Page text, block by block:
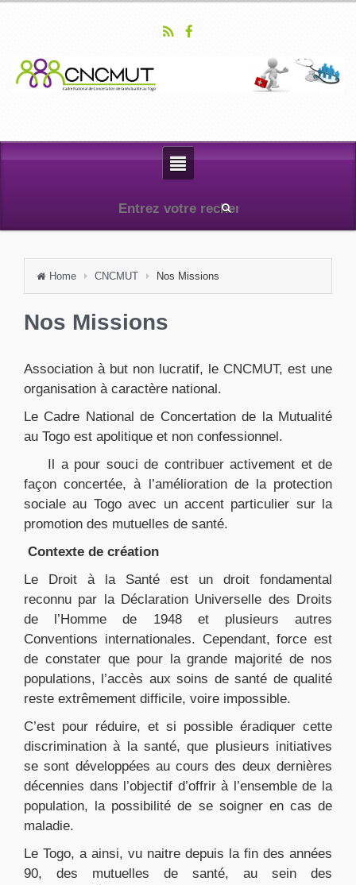
Home CNCMUT Nos Missions
Nos Missions
Association à but non lucratif, le CNCMUT, est une
organisation à caractère national.
Le Cadre National de Concertation de la Mutualité
au Togo est apolitique et non confessionnel.
Il a pour souci de contribuer activement et de
façon concertée, à l’amélioration de la protection
sociale au Togo avec un accent particulier sur la
promotion des mutuelles de santé.
Contexte de création
Le Droit à la Santé est un droit fondamental
reconnu par la Déclaration Universelle des Droits
de l’Homme de 1948 et plusieurs autres
Conventions internationales. Cependant, force est
de constater que pour la grande majorité de nos
populations, l’accès aux soins de santé de qualité
reste extrêmement difficile, voire impossible.
C’est pour réduire, et si possible éradiquer cette
discrimination à la santé, que plusieurs initiatives
se sont développées au cours des deux dernières
décennies dans l’objectif d’offrir à l’ensemble de la
population, la possibilité de se soigner en cas de
maladie.
Le Togo, a ainsi, vu naitre depuis la fin des années
90, des mutuelles de santé, au sein des